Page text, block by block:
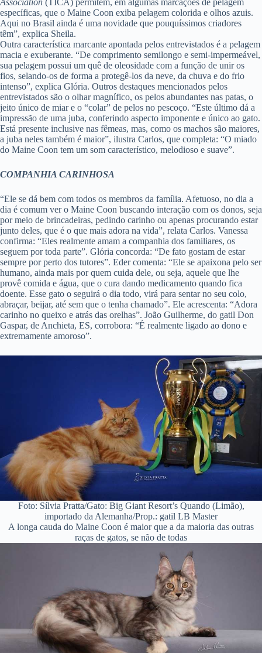
específicas, que o Maine Coon exiba pelagem colorida e olhos azuis.
Aqui no Brasil ainda é uma novidade que pouquíssimos criadores
têm”, explica Sheila.
Outra característica marcante apontada pelos entrevistados é a pelagem
macia e exuberante. “De comprimento semilongo e semi-impermeável,
sua pelagem possui um quê de oleosidade com a função de unir os
fios, selando-os de forma a protegê-los da neve, da chuva e do frio
intenso”, explica Glória. Outros destaques mencionados pelos
entrevistados são o olhar magnífico, os pelos abundantes nas patas, o
jeito único de miar e o “colar” de pelos no pescoço. “Este último dá a
impressão de uma juba, conferindo aspecto imponente e único ao gato.
Está presente inclusive nas fêmeas, mas, como os machos são maiores,
a juba neles também é maior”, ilustra Carlos, que completa: “O miado
do Maine Coon tem um som característico, melodioso e suave”.
COMPANHIA CARINHOSA
“Ele se dá bem com todos os membros da família. Afetuoso, no dia a
dia é comum ver o Maine Coon buscando interação com os donos, seja
por meio de brincadeiras, pedindo carinho ou apenas procurando estar
junto deles, que é o que mais adora na vida”, relata Carlos. Vanessa
confirma: “Eles realmente amam a companhia dos familiares, os
seguem por toda parte”. Glória concorda: “De fato gostam de estar
sempre por perto dos tutores”. Eder comenta: “Ele se apaixona pelo ser
humano, ainda mais por quem cuida dele, ou seja, aquele que lhe
provê comida e água, que o cura dando medicamento quando fica
doente. Esse gato o seguirá o dia todo, virá para sentar no seu colo,
abraçar, beijar, até sem que o tenha chamado”. Ele acrescenta: “Adora
carinho no queixo e atrás das orelhas”. João Guilherme, do gatil Don
Gaspar, de Anchieta, ES, corrobora: “É realmente ligado ao dono e
extremamente amoroso”.
Foto: Sílvia Pratta/Gato: Big Giant Resort’s Quando (Limão),
importado da Alemanha/Prop.: gatil LB Master
A longa cauda do Maine Coon é maior que a da maioria das outras
raças de gatos, se não de todas